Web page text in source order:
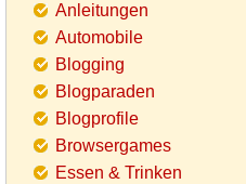
Anleitungen
Automobile
Blogging
Blogparaden
Blogprofile
Browsergames
Essen & Trinken